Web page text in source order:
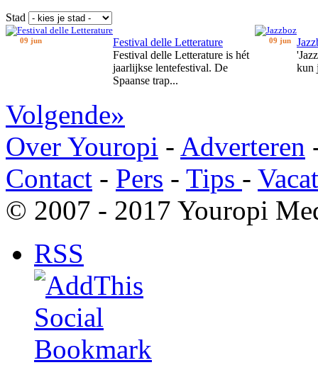
Stad
09 jun
Festival delle Letterature
Festival delle Letterature is hét
jaarlijkse lentefestival. De
Spaanse trap...
09 jun
kun
Volgende»
Over Youropi - Adverteren
Contact - Pers - Tips -
© 2007 - 2017 Youropi
RSS